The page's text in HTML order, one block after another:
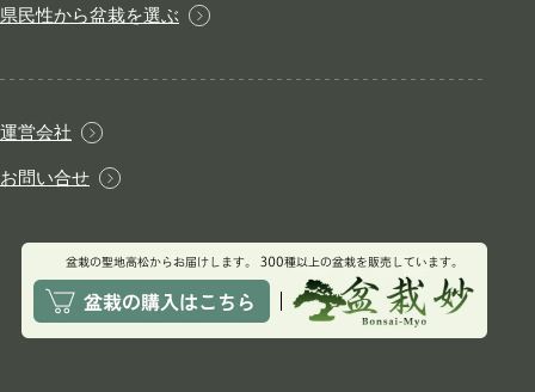
県民性から盆栽を選ぶ
運営会社
お問い合せ